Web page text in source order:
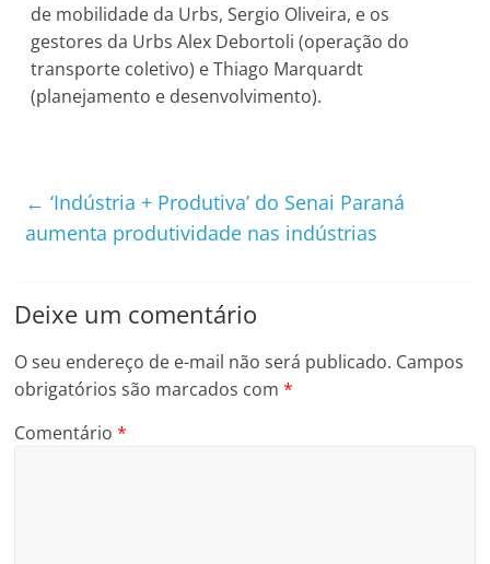
de mobilidade da Urbs, Sergio Oliveira, e os
gestores da Urbs Alex Debortoli (operação do
transporte coletivo) e Thiago Marquardt
(planejamento e desenvolvimento).
← ‘Indústria + Produtiva’ do Senai Paraná
aumenta produtividade nas indústrias
Deixe um comentário
O seu endereço de e-mail não será publicado. Campos
obrigatórios são marcados com*
Comentário*